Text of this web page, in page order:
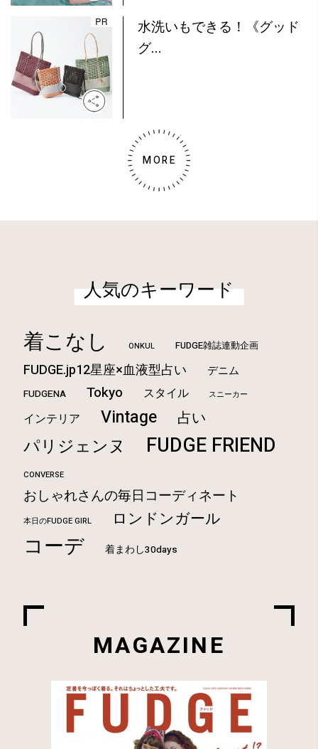
水洗いもできる！《グッド
グ...
MORE
人気のキーワード
着こなし ONKUL FUDGE雑誌連動企画
FUDGE.jp12星座×血液型占い デニム
FUDGENA Tokyo スタイル スニーカー
インテリア Vintage 占い
パリジェンヌ FUDGE FRIEND
CONVERSE
おしゃれさんの毎日コーディネート
本日のFUDGE GIRL ロンドンガール
コーデ 着まわし30days
MAGAZINE